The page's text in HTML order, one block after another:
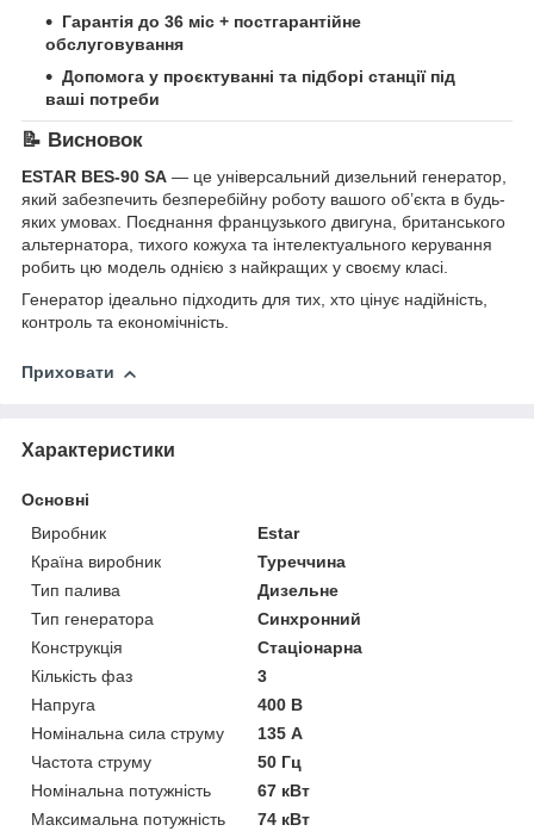
Гарантія до 36 міс + постгарантійне
обслуговування
Допомога у проєктуванні та підборі станції під
ваші потреби
📝 Висновок
ESTAR BES‑90 SA — це універсальний дизельний генератор,
який забезпечить безперебійну роботу вашого об’єкта в будь-
яких умовах. Поєднання французького двигуна, британського
альтернатора, тихого кожуха та інтелектуального керування
робить цю модель однією з найкращих у своєму класі.
Генератор ідеально підходить для тих, хто цінує надійність,
контроль та економічність.
Приховати
Характеристики
Основні
Виробник
Estar
Країна виробник
Туреччина
Тип палива
Дизельне
Тип генератора
Синхронний
Конструкція
Стаціонарна
Кількість фаз
3
Напруга
400 В
Номінальна сила струму
135 А
Частота струму
50 Гц
Номінальна потужність
67 кВт
Максимальна потужність
74 кВт